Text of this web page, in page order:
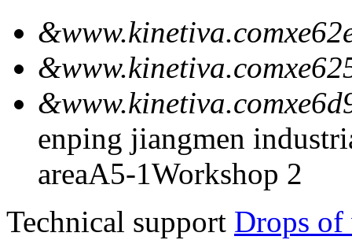
enping jiangmen
areaA5-1Workshop 2
Technical support Drops of